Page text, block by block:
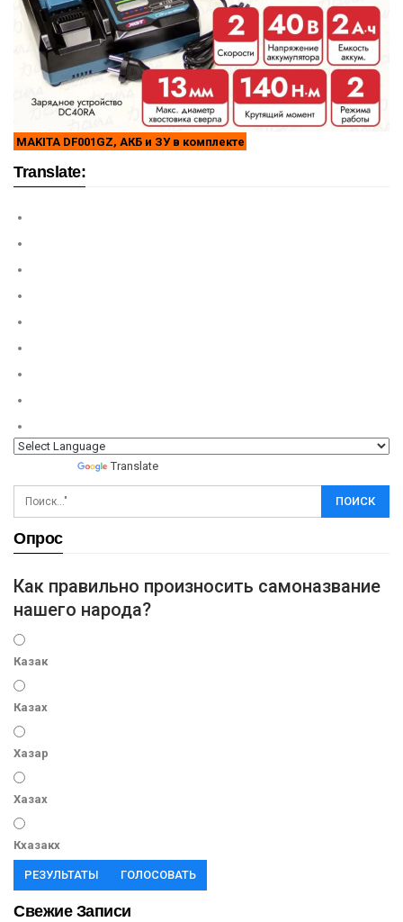
MAKITA DF001GZ, АКБ и ЗУ в комплекте
Translate:
Translate
Опрос
Как правильно произносить самоназвание
нашего народа?
Казак
Казах
Хазар
Хазах
Кхазакх
РЕЗУЛЬТАТЫ ГОЛОСОВАТЬ
Свежие Записи